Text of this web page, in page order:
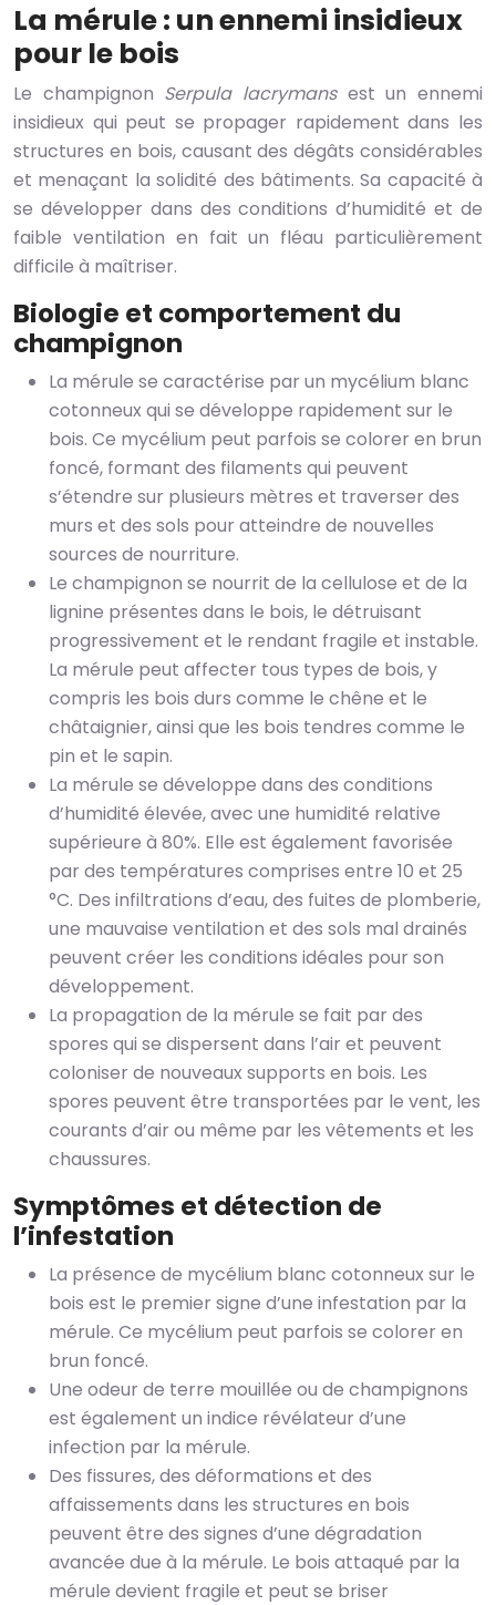
La mérule : un ennemi insidieux
pour le bois
Le champignon Serpula lacrymans est un ennemi
insidieux qui peut se propager rapidement dans les
structures en bois, causant des dégâts considérables
et menaçant la solidité des bâtiments. Sa capacité à
se développer dans des conditions d’humidité et de
faible ventilation en fait un fléau particulièrement
difficile à maîtriser.
Biologie et comportement du
champignon
La mérule se caractérise par un mycélium blanc
cotonneux qui se développe rapidement sur le
bois. Ce mycélium peut parfois se colorer en brun
foncé, formant des filaments qui peuvent
s’étendre sur plusieurs mètres et traverser des
murs et des sols pour atteindre de nouvelles
sources de nourriture.
Le champignon se nourrit de la cellulose et de la
lignine présentes dans le bois, le détruisant
progressivement et le rendant fragile et instable.
La mérule peut affecter tous types de bois, y
compris les bois durs comme le chêne et le
châtaignier, ainsi que les bois tendres comme le
pin et le sapin.
La mérule se développe dans des conditions
d’humidité élevée, avec une humidité relative
supérieure à 80%. Elle est également favorisée
par des températures comprises entre 10 et 25
°C. Des infiltrations d’eau, des fuites de plomberie,
une mauvaise ventilation et des sols mal drainés
peuvent créer les conditions idéales pour son
développement.
La propagation de la mérule se fait par des
spores qui se dispersent dans l’air et peuvent
coloniser de nouveaux supports en bois. Les
spores peuvent être transportées par le vent, les
courants d’air ou même par les vêtements et les
chaussures.
Symptômes et détection de
l’infestation
La présence de mycélium blanc cotonneux sur le
bois est le premier signe d’une infestation par la
mérule. Ce mycélium peut parfois se colorer en
brun foncé.
Une odeur de terre mouillée ou de champignons
est également un indice révélateur d’une
infection par la mérule.
Des fissures, des déformations et des
affaissements dans les structures en bois
peuvent être des signes d’une dégradation
avancée due à la mérule. Le bois attaqué par la
mérule devient fragile et peut se briser